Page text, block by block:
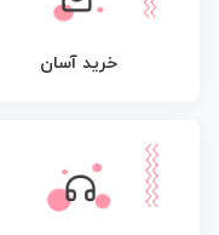
خرید آسان